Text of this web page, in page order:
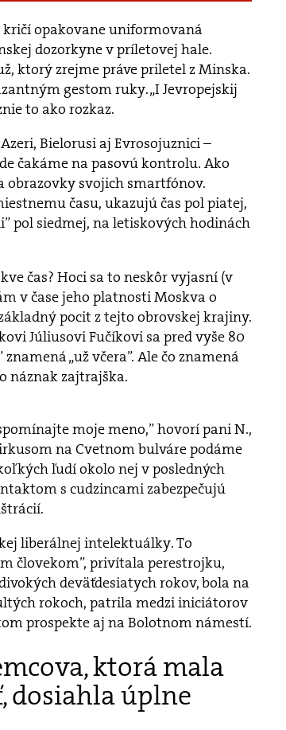
opakovane uniformovaná
dozorkyne v príletovej hale.
ktorý zrejme práve priletel z Minska.
gestom ruky. „I Jevropejskij
to ako rozkaz.
Bielorusi aj Evrosojuznici –
čakáme na pasovú kontrolu. Ako
obrazovky svojich smartfónov.
času, ukazujú čas pol piatej,
pol siedmej, na letiskových hodinách
čas? Hoci sa to neskôr vyjasní (v
v čase jeho platnosti Moskva o
pocit z tejto obrovskej krajiny.
Júliusovi Fučíkovi sa pred vyše 80
„už včera”. Ale čo znamená
náznak zajtrajška.
moje meno,” hovorí pani N.,
na Cvetnom bulváre podáme
ľudí okolo nej v posledných
s cudzincami zabezpečujú
liberálnej intelektuálky. To
človekom”, privítala perestrojku,
deväťdesiatych rokov, bola na
rokoch, patrila medzi iniciátorov
prospekte aj na Bolotnom námestí.
ktorá mala
dosiahla úplne